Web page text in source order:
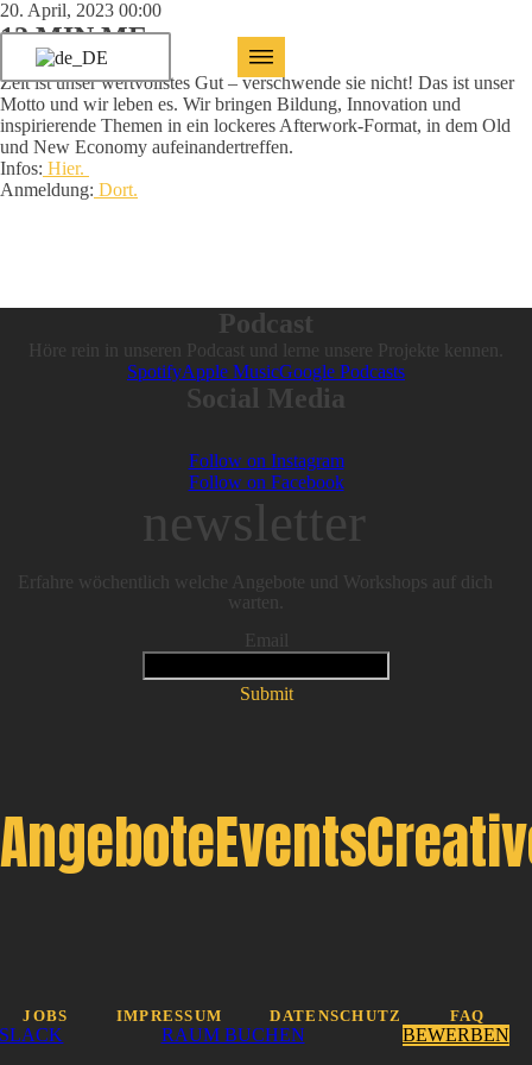
20. April, 2023 00:00
12 MIN.ME
Zeit ist unser wertvollstes Gut – verschwende sie nicht! Das ist unser
Motto und wir leben es. Wir bringen Bildung, Innovation und
inspirierende Themen in ein lockeres Afterwork-Format, in dem Old
und New Economy aufeinandertreffen.
Infos: Hier.
Anmeldung: Dort.
Podcast
Höre rein in unseren Podcast und lerne unsere Projekte kennen.
SpotifyApple MusicGoogle Podcasts
Social Media
Follow on Instagram
Follow on Facebook
newsletter
Erfahre wöchentlich welche Angebote und Workshops auf dich
warten.
Email
Submit
AngeboteEvents
JOBS IMPRESSUM DATENSCHUTZ FAQ
SLACK RAUM BUCHEN BEWERBEN